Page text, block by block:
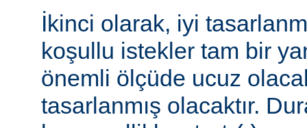
İkinci olarak, iyi
koşullu istekler tam bir
önemli ölçüde ucuz
tasarlanmış olacaktır.